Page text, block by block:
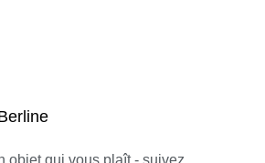
objet qui vous plaît - suivez